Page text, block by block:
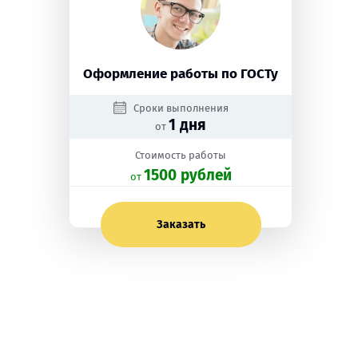
Оформление работы по ГОСТу
Сроки выполнения
от 1 дня
Стоимость работы
oт 1500 рублей
Заказать